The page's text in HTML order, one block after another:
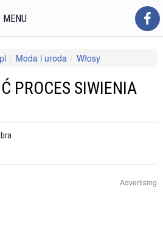
Moda i uroda
Włosy
PROCES SIWIENIA
Advertising
MENU